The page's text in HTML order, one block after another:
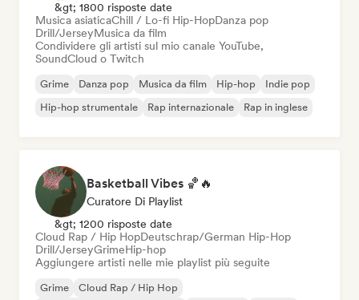
&gt; 1800 risposte date
Musica asiaticaChill / Lo-fi Hip-HopDanza pop
Drill/JerseyMusica da film
Condividere gli artisti sul mio canale YouTube,
SoundCloud o Twitch
Grime Danza pop Musica da film Hip-hop
Indie pop
Hip-hop strumentale
Rap internazionale Rap in inglese
Basketball Vibes 🏀🔥
Curatore Di Playlist
&gt; 1200 risposte date
Cloud Rap / Hip HopDeutschrap/German Hip-Hop
Drill/JerseyGrimeHip-hop
Aggiungere artisti nelle mie playlist più seguite
Grime
Cloud Rap / Hip Hop